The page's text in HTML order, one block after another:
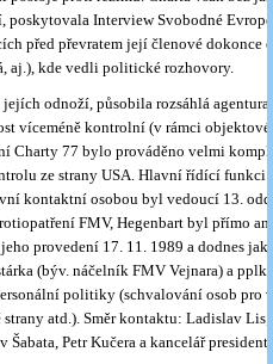
poskytovala Interview Svobodné
před převratem její členové dokonce
aj.), kde vedli politické rozhovory.
odnoží, působila rozsáhlá agentura
víceméně kontrolní (v rámci objektové
Charty 77 bylo prováděno velmi
ze strany USA. Hlavní řídící funkci
kontaktní osobou byl vedoucí 13.
FMV, Hegenbart byl přímo
provedení 17. 11. 1989 a dodnes
(býv. náčelník FMV Vejnara) a
politiky (schvalování osob pro
atd.). Směr kontaktu: Ladislav
Šabata, Petr Kučera a kancelář